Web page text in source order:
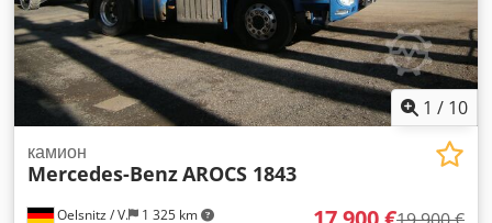
1 / 10
Oelsnitz / V. 1 325 km
камион
Mercedes-BenzAROCS 1843